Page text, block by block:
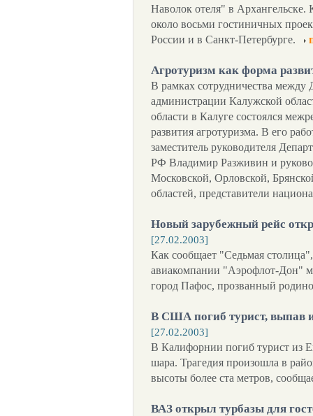
Наволок отеля" в Архангельске.
около восьми гостиничных
России и в Санкт-Петербурге.
Агротуризм как форма
В рамках сотрудничества между
администрации Калужской
области в Калуге состоялся
развития агротуризма. В его
заместитель руководителя
РФ Владимир Разживин и
Московской, Орловской,
областей, представители
Новый зарубежный рейс
[27.02.2003]
Как сообщает "Седьмая
авиакомпании "Аэрофлот-Дон"
город Пафос, прозванный
В США погиб турист, выпав
[27.02.2003]
В Калифорнии погиб турист из
шара. Трагедия произошла в
высоты более ста метров,
ВАЗ открыл турбазы для